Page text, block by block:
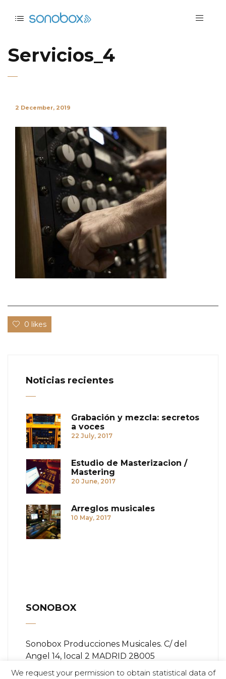
Servicios_4
2 December, 2019
0 likes
Noticias recientes
Grabación y mezcla: secretos
a voces
22 July, 2017
Estudio de Masterizacion /
Mastering
20 June, 2017
Arreglos musicales
10 May, 2017
SONOBOX
Sonobox Producciones Musicales. C/ del
Angel 14, local 2 MADRID 28005
We request your permission to obtain statistical data of